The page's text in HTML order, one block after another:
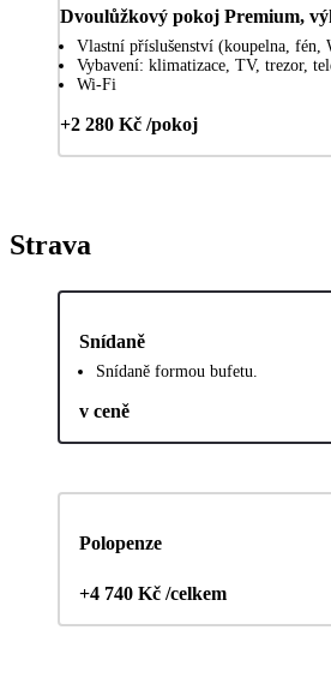
Dvoulůžkový pokoj Premium,
Vlastní příslušenství (koupelna, fén,
Vybavení: klimatizace, TV, trezor,
Wi-Fi
+2 280 Kč /pokoj
Strava
Snídaně
Snídaně formou bufetu.
v ceně
Polopenze
+4 740 Kč /celkem